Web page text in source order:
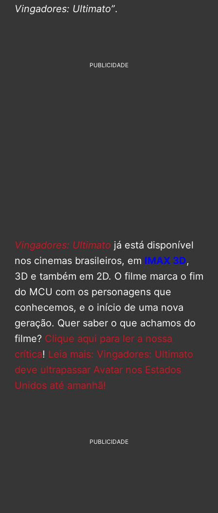
Vingadores: Ultimato”.
PUBLICIDADE
Vingadores: Ultimato já está disponível
nos cinemas brasileiros, em IMAX 3D,
3D e também em 2D. O filme marca o fim
do MCU com os personagens que
conhecemos, e o início de uma nova
geração. Quer saber o que achamos do
filme? Clique aqui para ler a nossa
crítica! Leia mais: Vingadores: Ultimato
deve ultrapassar Avatar nos Estados
Unidos até amanhã!
PUBLICIDADE